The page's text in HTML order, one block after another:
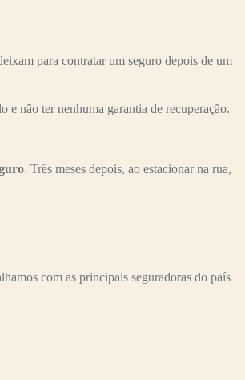
para contratar um seguro depois de um
não ter nenhuma garantia de recuperação.
. Três meses depois, ao estacionar na rua,
com as principais seguradoras do país